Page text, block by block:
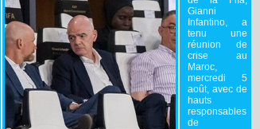
Gianni
Infantino, a
tenu une
réunion de
crise au
Maroc,
mercredi 5
août, avec de
hauts
responsables
de